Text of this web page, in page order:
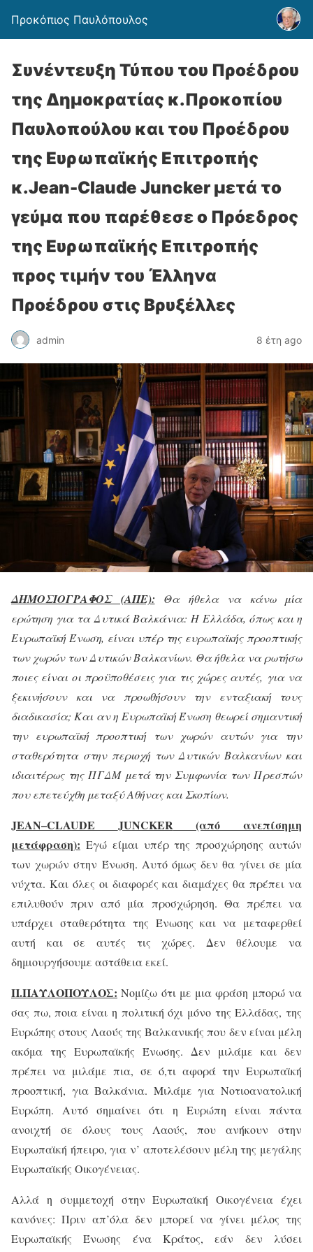
Προκόπιος Παυλόπουλος
Συνέντευξη Τύπου του Προέδρου
της Δημοκρατίας κ.Προκοπίου
Παυλοπούλου και του Προέδρου
της Ευρωπαϊκής Επιτροπής
κ.Jean-Claude Juncker μετά το
γεύμα που παρέθεσε ο Πρόεδρος
της Ευρωπαϊκής Επιτροπής
προς τιμήν του Έλληνα
Προέδρου στις Βρυξέλλες
admin 8 έτη ago
ΔΗΜΟΣΙΟΓΡΑΦΟΣ (ΑΠΕ):
Θα ήθελα να κάνω μία
ερώτηση για τα Δυτικά Βαλκάνια: Η Ελλάδα, όπως και η
Ευρωπαϊκή Ένωση, είναι υπέρ της ευρωπαϊκής προοπτικής
των χωρών των Δυτικών Βαλκανίων. Θα ήθελα να ρωτήσω
ποιες είναι οι προϋποθέσεις για τις χώρες αυτές, για να
ξεκινήσουν και να προωθήσουν την ενταξιακή τους
διαδικασία; Και αν η Ευρωπαϊκή Ένωση θεωρεί σημαντική
την ευρωπαϊκή προοπτική των χωρών αυτών για την
σταθερότητα στην περιοχή των Δυτικών Βαλκανίων και
ιδιαιτέρως της ΠΓΔΜ μετά την Συμφωνία των Πρεσπών
που επετεύχθη μεταξύ Αθήνας και Σκοπίων.
JEAN–CLAUDE JUNCKER(από ανεπίσημη
μετάφραση): Εγώ είμαι υπέρ της προσχώρησης αυτών
των χωρών στην Ένωση. Αυτό όμως δεν θα γίνει σε μία
νύχτα. Και όλες οι διαφορές και διαμάχες θα πρέπει να
επιλυθούν πριν από μία προσχώρηση. Θα πρέπει να
υπάρχει σταθερότητα της Ένωσης και να μεταφερθεί
αυτή και σε αυτές τις χώρες. Δεν θέλουμε να
δημιουργήσουμε αστάθεια εκεί.
Π.ΠΑΥΛΟΠΟΥΛΟΣ: Νομίζω ότι με μια φράση μπορώ να
σας πω, ποια είναι η πολιτική όχι μόνο της Ελλάδας, της
Ευρώπης στους Λαούς της Βαλκανικής που δεν είναι μέλη
ακόμα της Ευρωπαϊκής Ένωσης. Δεν μιλάμε και δεν
πρέπει να μιλάμε πια, σε ό,τι αφορά την Ευρωπαϊκή
προοπτική, για Βαλκάνια. Μιλάμε για Νοτιοανατολική
Ευρώπη. Αυτό σημαίνει ότι η Ευρώπη είναι πάντα
ανοιχτή σε όλους τους Λαούς, που ανήκουν στην
Ευρωπαϊκή ήπειρο, για ν’ αποτελέσουν μέλη της μεγάλης
Ευρωπαϊκής Οικογένειας.
Αλλά η συμμετοχή στην Ευρωπαϊκή Οικογένεια έχει
κανόνες: Πριν απ’όλα δεν μπορεί να γίνει μέλος της
Ευρωπαϊκής Ένωσης ένα Κράτος, εάν δεν λύσει